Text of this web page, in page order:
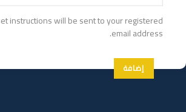
instructions will be sent to your registered
email address.